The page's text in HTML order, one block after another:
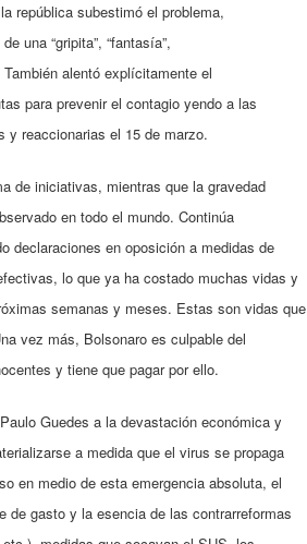
república subestimó el problema,
una “gripita”, “fantasía”,
También alentó explícitamente el
para prevenir el contagio yendo a las
y reaccionarias el 15 de marzo.
de iniciativas, mientras que la gravedad
en todo el mundo. Continúa
declaraciones en oposición a medidas de
lo que ya ha costado muchas vidas y
semanas y meses. Estas son vidas que
vez más, Bolsonaro es culpable del
y tiene que pagar por ello.
Guedes a la devastación económica y
a medida que el virus se propaga
en medio de esta emergencia absoluta, el
de gasto y la esencia de las contrarreformas